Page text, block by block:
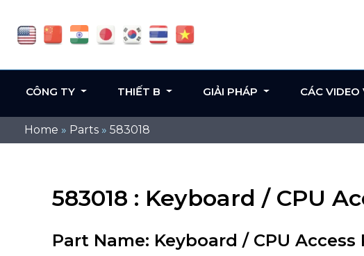
Home » Parts » 583018
583018 : Keyboard / CPU
Part Name: Keyboard / CPU Access
CÔNG TY THIẾT B GIẢI PHÁP CÁC VIDEO